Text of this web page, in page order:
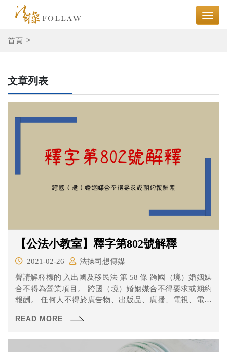
首頁
文章列表
【公法小教室】釋字第802號解釋
2021-02-26
法操司想傳媒
聲請解釋標的 入出國及移民法 第 58 條 跨國（境）婚姻媒
合不得為營業項目。 跨國（境）婚姻媒合不得要求或期約
報酬。 任何人不得於廣告物、出版品、廣播、電視、電子
或刊登跨國（境）婚姻媒合廣告。
READ MORE